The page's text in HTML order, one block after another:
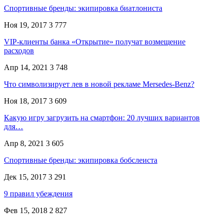
Спортивные бренды: экипировка биатлониста
Ноя 19, 2017 3 777
VIP-клиенты банка «Открытие» получат возмещение
расходов
Апр 14, 2021 3 748
Что символизирует лев в новой рекламе Mersedes-Benz?
Ноя 18, 2017 3 609
Какую игру загрузить на смартфон: 20 лучших вариантов
для…
Апр 8, 2021 3 605
Спортивные бренды: экипировка бобслеиста
Дек 15, 2017 3 291
9 правил убеждения
Фев 15, 2018 2 827